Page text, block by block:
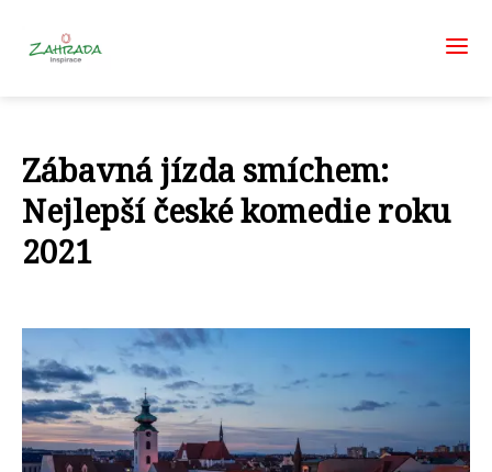
Zábavná jízda smíchem:
Nejlepší české komedie roku
2021